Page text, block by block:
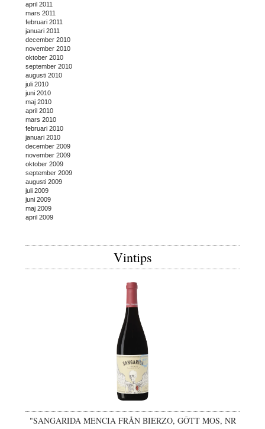
april 2011
mars 2011
februari 2011
januari 2011
december 2010
november 2010
oktober 2010
september 2010
augusti 2010
juli 2010
juni 2010
maj 2010
april 2010
mars 2010
februari 2010
januari 2010
december 2009
november 2009
oktober 2009
september 2009
augusti 2009
juli 2009
juni 2009
maj 2009
april 2009
Vintips
"SANGARIDA MENCIA FRÅN BIERZO, GÔTT MOS, NR